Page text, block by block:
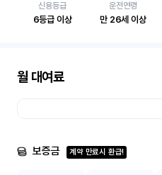
신용등급
6등급 이상
운전연령
만 26세 이상
월 대여료
보증금 계약 만료시 환급!